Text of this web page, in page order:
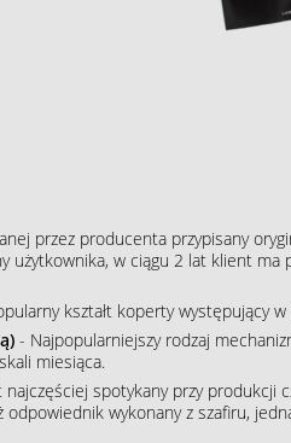
przez producenta przypisany
użytkownika, w ciągu 2 lat klient ma
kształt koperty występujący
- Najpopularniejszy rodzaj
miesiąca.
najczęściej spotykany przy produkcji
wykonany z szafiru,